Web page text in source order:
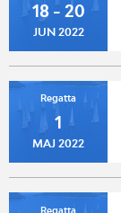
18 - 20
JUN 2022
Regatta
1
MAJ 2022
Regatta